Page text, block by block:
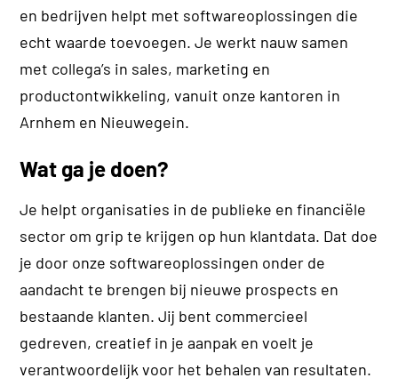
en bedrijven helpt met softwareoplossingen die
echt waarde toevoegen. Je werkt nauw samen
met collega’s in sales, marketing en
productontwikkeling, vanuit onze kantoren in
Arnhem en Nieuwegein.
Wat ga je doen?
Je helpt organisaties in de publieke en financiële
sector om grip te krijgen op hun klantdata. Dat doe
je door onze softwareoplossingen onder de
aandacht te brengen bij nieuwe prospects en
bestaande klanten. Jij bent commercieel
gedreven, creatief in je aanpak en voelt je
verantwoordelijk voor het behalen van resultaten.